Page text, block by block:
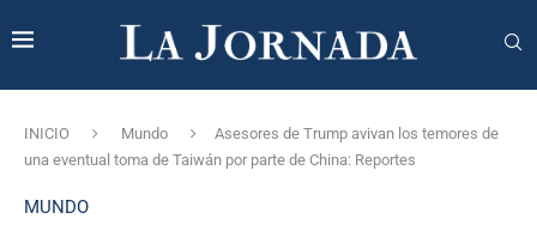
INICIO Mundo
Asesores de Trump avivan los temores de
una eventual toma de Taiwán por parte de China: Reportes
MUNDO